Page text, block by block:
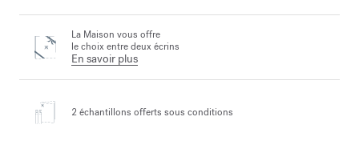
La Maison vous offre
le choix entre deux écrins
En savoir plus
2 échantillons offerts sous conditions